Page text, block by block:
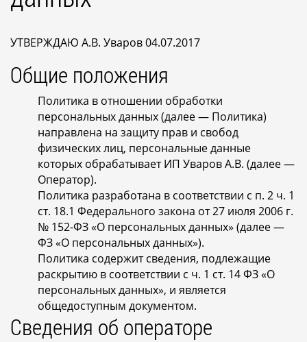
УТВЕРЖДАЮ А.В. Уваров 04.07.2017
Общие положения
Политика в отношении обработки
персональных данных (далее — Политика)
направлена на защиту прав и свобод
физических лиц, персональные данные
которых обрабатывает ИП Уваров А.В. (далее —
Оператор).
Политика разработана в соответствии с п. 2 ч. 1
ст. 18.1 Федерального закона от 27 июля 2006 г.
№ 152-ФЗ «О персональных данных» (далее —
ФЗ «О персональных данных»).
Политика содержит сведения, подлежащие
раскрытию в соответствии с ч. 1 ст. 14 ФЗ «О
персональных данных», и является
общедоступным документом.
Сведения об операторе